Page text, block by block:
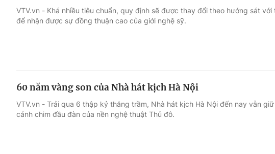
VTV.vn - Khá nhiều tiêu chuẩn, quy định sẽ được thay đổi theo hướng sát
để nhận được sự đồng thuận cao của giới nghệ sỹ.
60 năm vàng son của Nhà hát kịch Hà Nội
VTV.vn - Trải qua 6 thập kỷ thăng trầm, Nhà hát kịch Hà Nội đến nay vẫn
cánh chim đầu đàn của nền nghệ thuật Thủ đô.